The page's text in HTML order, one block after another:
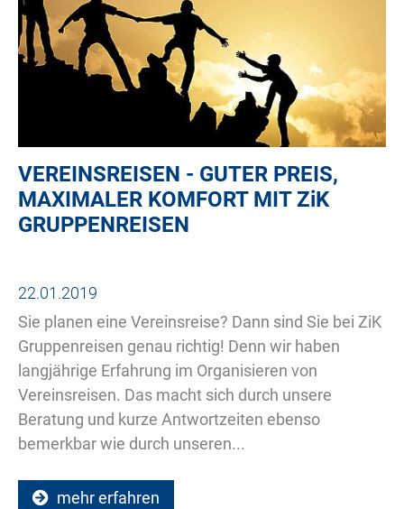
VEREINSREISEN - GUTER PREIS,
MAXIMALER KOMFORT MITZiK
GRUPPENREISEN
22.01.2019
Sie planen eine Vereinsreise? Dann sind Sie bei ZiK
Gruppenreisen genau richtig! Denn wir haben
langjährige Erfahrung im Organisieren von
Vereinsreisen. Das macht sich durch unsere
Beratung und kurze Antwortzeiten ebenso
bemerkbar wie durch unseren...
mehr erfahren